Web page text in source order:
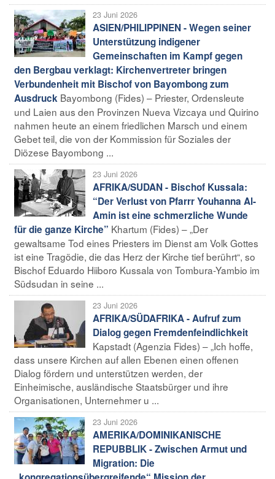
23 Juni 2026
ASIEN/PHILIPPINEN - Wegen seiner
Unterstützung indigener
Gemeinschaften im Kampf gegen
den Bergbau verklagt: Kirchenvertreter bringen
Verbundenheit mit Bischof von Bayombong zum
Ausdruck Bayombong (Fides) – Priester, Ordensleute
und Laien aus den Provinzen Nueva Vizcaya und Quirino
nahmen heute an einem friedlichen Marsch und einem
Gebet teil, die von der Kommission für Soziales der
Diözese Bayombong ...
23 Juni 2026
AFRIKA/SUDAN - Bischof Kussala:
“Der Verlust von Pfarrr Youhanna Al-
Amin ist eine schmerzliche Wunde
für die ganze Kirche” Khartum (Fides) – „Der
gewaltsame Tod eines Priesters im Dienst am Volk Gottes
ist eine Tragödie, die das Herz der Kirche tief berührt“, so
Bischof Eduardo Hiiboro Kussala von Tombura-Yambio im
Südsudan in seine ...
23 Juni 2026
AFRIKA/SÜDAFRIKA - Aufruf zum
Dialog gegen Fremdenfeindlichkeit
Kapstadt (Agenzia Fides) – „Ich hoffe,
dass unsere Kirchen auf allen Ebenen einen offenen
Dialog fördern und unterstützen werden, der
Einheimische, ausländische Staatsbürger und ihre
Organisationen, Unternehmer u ...
23 Juni 2026
AMERIKA/DOMINIKANISCHE
REPUBBLIK - Zwischen Armut und
Migration: Die